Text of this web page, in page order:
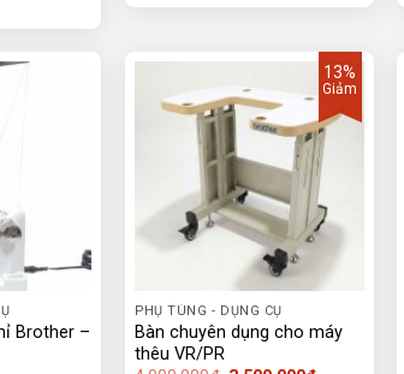
3.400.000₫.là:
Brother –
13%
Giảm
PHỤ TÙNG - DỤNG CỤ
Bàn chuyên dụng cho máy
thêu VR/PR